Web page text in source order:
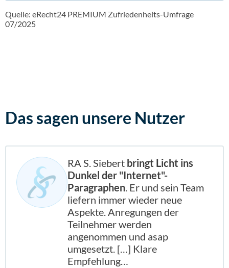
Quelle: eRecht24 PREMIUM Zufriedenheits-Umfrage
07/2025
Das sagen unsere Nutzer
RA S. Siebert bringt Licht ins
Dunkel der "Internet"-
Paragraphen. Er und sein Team
liefern immer wieder neue
Aspekte. Anregungen der
Teilnehmer werden
angenommen und asap
umgesetzt. […] Klare
Empfehlung…